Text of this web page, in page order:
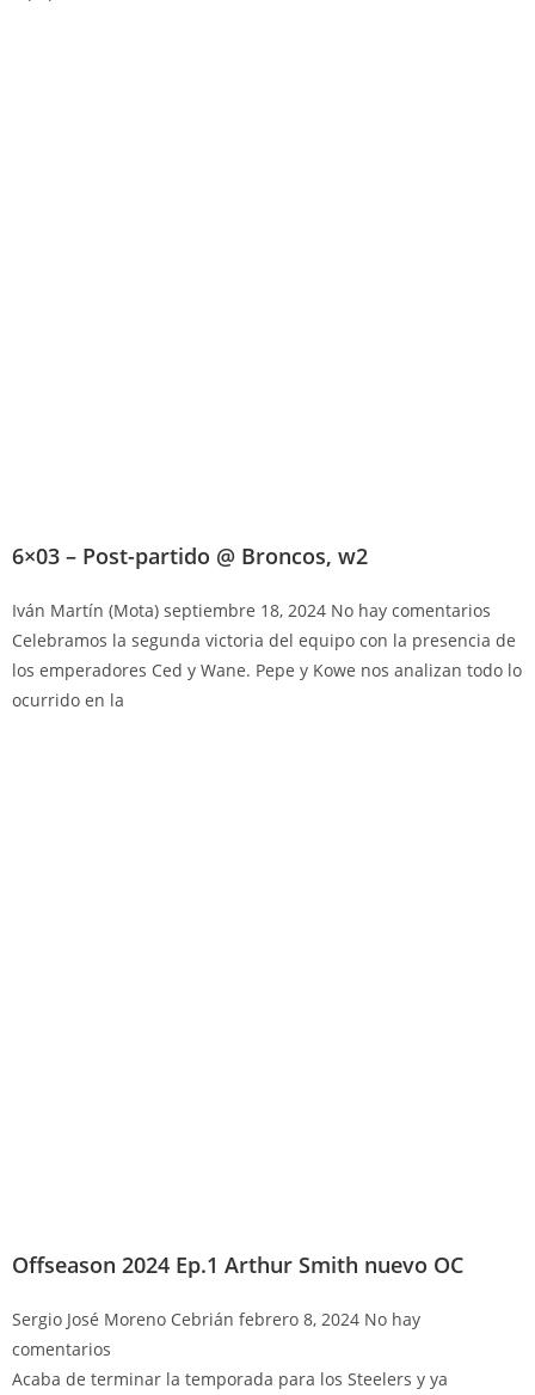
6×03 – Post-partido @ Broncos, w2
Iván Martín (Mota) septiembre 18, 2024 No hay comentarios
Celebramos la segunda victoria del equipo con la presencia de
los emperadores Ced y Wane. Pepe y Kowe nos analizan todo lo
ocurrido en la
Offseason 2024 Ep.1 Arthur Smith nuevo OC
Sergio José Moreno Cebrián febrero 8, 2024 No hay
comentarios
Acaba de terminar la temporada para los Steelers y ya